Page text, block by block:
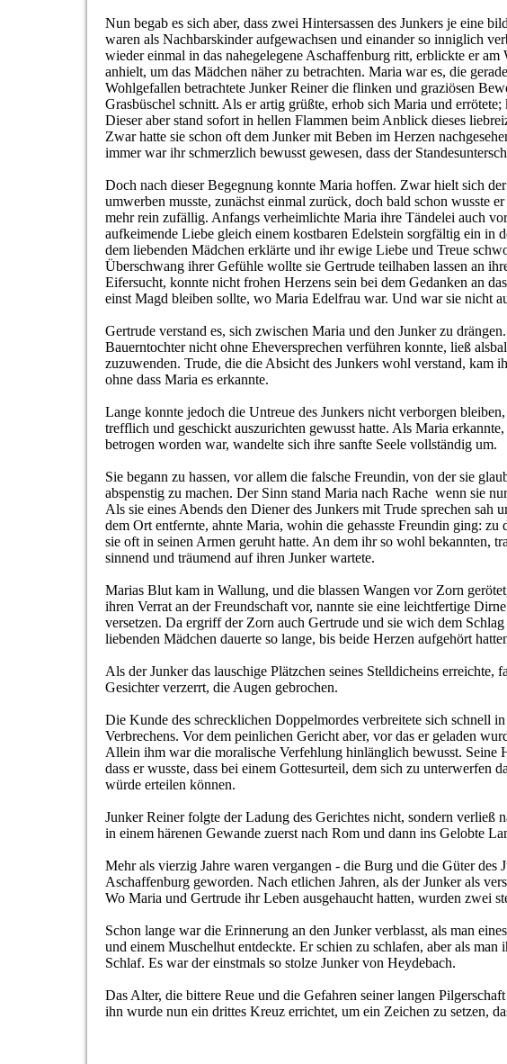
Nun begab es sich aber, dass zwei Hintersassen des Junkers je eine
waren als Nachbarskinder aufgewachsen und einander so inniglich
wieder einmal in das nahegelegene Aschaffenburg ritt, erblickte er
anhielt, um das Mädchen näher zu betrachten. Maria war es, die
Wohlgefallen betrachtete Junker Reiner die flinken und graziösen
Grasbüschel schnitt. Als er artig grüßte, erhob sich Maria und
Dieser aber stand sofort in hellen Flammen beim Anblick dieses
Zwar hatte sie schon oft dem Junker mit Beben im Herzen
immer war ihr schmerzlich bewusst gewesen, dass der
Doch nach dieser Begegnung konnte Maria hoffen. Zwar hielt sich
umwerben musste, zunächst einmal zurück, doch bald schon wusste
mehr rein zufällig. Anfangs verheimlichte Maria ihre Tändelei auch
aufkeimende Liebe gleich einem kostbaren Edelstein sorgfältig ein in
dem liebenden Mädchen erklärte und ihr ewige Liebe und Treue
Überschwang ihrer Gefühle wollte sie Gertrude teilhaben lassen an
Eifersucht, konnte nicht frohen Herzens sein bei dem Gedanken an
einst Magd bleiben sollte, wo Maria Edelfrau war. Und war sie nicht
Gertrude verstand es, sich zwischen Maria und den Junker zu
Bauerntochter nicht ohne Eheversprechen verführen konnte, ließ
zuzuwenden. Trude, die die Absicht des Junkers wohl verstand, kam
ohne dass Maria es erkannte.
Lange konnte jedoch die Untreue des Junkers nicht verborgen
trefflich und geschickt auszurichten gewusst hatte. Als Maria
betrogen worden war, wandelte sich ihre sanfte Seele vollständig um.
Sie begann zu hassen, vor allem die falsche Freundin, von der sie
abspenstig zu machen. Der Sinn stand Maria nach Rache wenn sie
Als sie eines Abends den Diener des Junkers mit Trude sprechen
dem Ort entfernte, ahnte Maria, wohin die gehasste Freundin ging:
sie oft in seinen Armen geruht hatte. An dem ihr so wohl bekannten,
sinnend und träumend auf ihren Junker wartete.
Marias Blut kam in Wallung, und die blassen Wangen vor Zorn
ihren Verrat an der Freundschaft vor, nannte sie eine leichtfertige
versetzen. Da ergriff der Zorn auch Gertrude und sie wich dem
liebenden Mädchen dauerte so lange, bis beide Herzen aufgehört
Als der Junker das lauschige Plätzchen seines Stelldicheins
Gesichter verzerrt, die Augen gebrochen.
Die Kunde des schrecklichen Doppelmordes verbreitete sich schnell
Verbrechens. Vor dem peinlichen Gericht aber, vor das er geladen
Allein ihm war die moralische Verfehlung hinlänglich bewusst. Seine
dass er wusste, dass bei einem Gottesurteil, dem sich zu unterwerfen
würde erteilen können.
Junker Reiner folgte der Ladung des Gerichtes nicht, sondern
in einem härenen Gewande zuerst nach Rom und dann ins Gelobte
Mehr als vierzig Jahre waren vergangen - die Burg und die Güter des
Aschaffenburg geworden. Nach etlichen Jahren, als der Junker als
Wo Maria und Gertrude ihr Leben ausgehaucht hatten, wurden zwei
Schon lange war die Erinnerung an den Junker verblasst, als man
und einem Muschelhut entdeckte. Er schien zu schlafen, aber als
Schlaf. Es war der einstmals so stolze Junker von Heydebach.
Das Alter, die bittere Reue und die Gefahren seiner langen
ihn wurde nun ein drittes Kreuz errichtet, um ein Zeichen zu setzen,